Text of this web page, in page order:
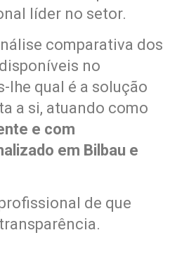
líder no setor.
comparativa dos
no
lhe qual é a solução
a si, atuando como
e com
em Bilbau e
de que